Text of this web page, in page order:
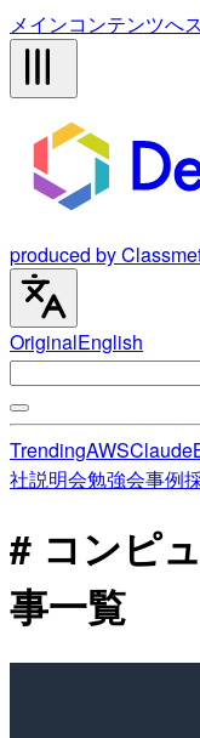
メインコンテンツへ
produced by
OriginalEnglish
TrendingAWSClaude
社説明会勉強会事例
# コンピ
事一覧